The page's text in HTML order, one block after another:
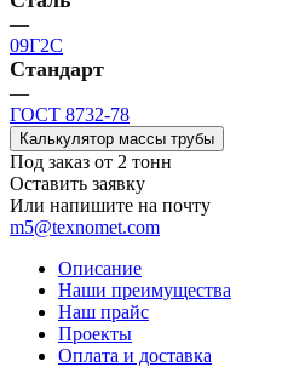
—
09Г2С
Стандарт
—
ГОСТ 8732-78
Калькулятор массы трубы
Под заказ от 2 тонн
Оставить заявку
Или напишите на почту
m5@texnomet.com
Описание
Наши преимущества
Наш прайс
Проекты
Оплата и доставка